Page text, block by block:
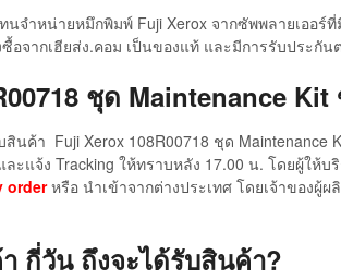
นจำหน่ายหมึกพิมพ์ Fuji Xerox จากซัพพลายเออ
จากเฮียส่ง.คอม เป็นของแท้ และมีการรับประกั
ชุด Maintenance
นค้า Fuji Xerox 108R00718 ชุด Maintenance
แจ้ง Tracking ให้ทราบหลัง 17.00 น. โดยผู้ให้บ
orderหรือ นำเข้าจากต่างประเทศ โดยเจ้าของผู้
กี่วัน ถึงจะได้รับสินค้า?